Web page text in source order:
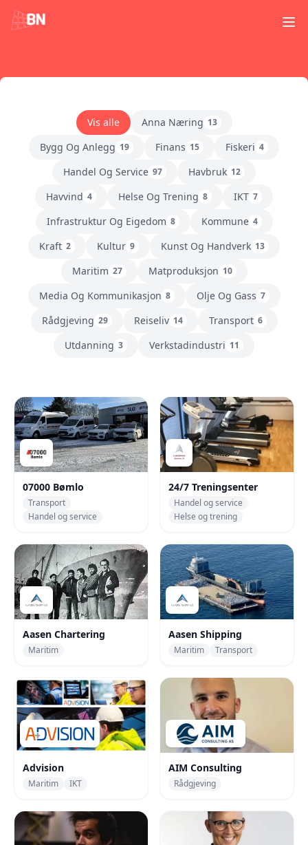
Vis alle Anna Næring 13
Bygg Og Anlegg 19 Finans 15 Fiskeri 4
Handel Og Service 97 Havbruk 12
Havvind 4 Helse Og Trening 8 IKT 7
Infrastruktur Og Eigedom 8 Kommune 4
Kraft 2 Kultur 9 Kunst Og Handverk 13
Maritim 27 Matproduksjon 10
Media Og Kommunikasjon 8 Olje Og Gass 7
Rådgjeving 29 Reiseliv 14 Transport 6
Utdanning 3 Verkstadindustri 11
Bedrifter
07000 Bømlo
Transport
Handel og service
24/7 Treningsenter
Handel og service
Helse og trening
Aasen Chartering
Maritim
Aasen Shipping
Maritim Transport
Advision
Maritim IKT
AIM Consulting
Rådgjeving